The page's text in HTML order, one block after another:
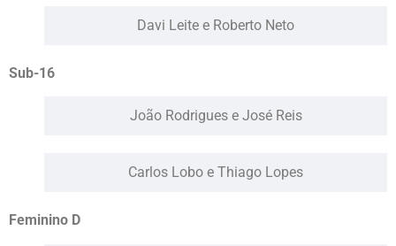
Davi Leite e Roberto Neto
Sub-16
João Rodrigues e José Reis
Carlos Lobo e Thiago Lopes
Feminino D